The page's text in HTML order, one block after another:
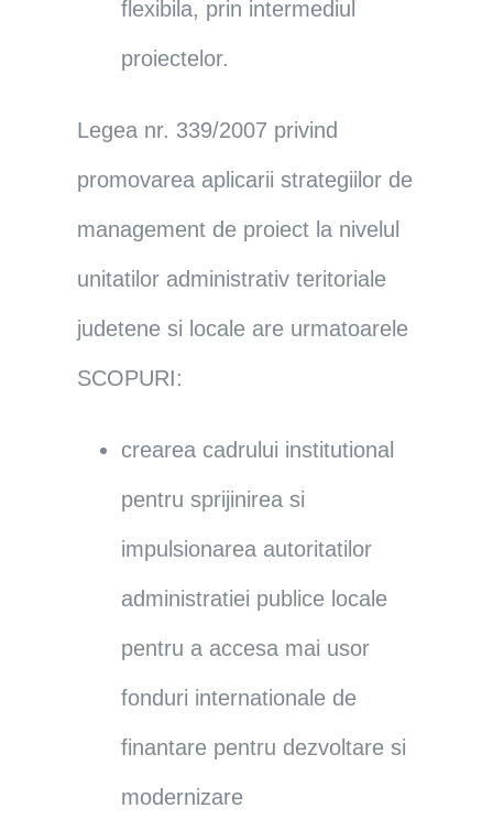
flexibila, prin intermediul
proiectelor.
Legea nr. 339/2007 privind
promovarea aplicarii strategiilor de
management de proiect la nivelul
unitatilor administrativ teritoriale
judetene si locale are urmatoarele
SCOPURI:
crearea cadrului institutional
pentru sprijinirea si
impulsionarea autoritatilor
administratiei publice locale
pentru a accesa mai usor
fonduri internationale de
finantare pentru dezvoltare si
modernizare